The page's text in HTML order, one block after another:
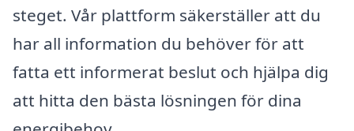
steget. Vår plattform säkerställer att du
har all information du behöver för att
fatta ett informerat beslut och hjälpa dig
att hitta den bästa lösningen för dina